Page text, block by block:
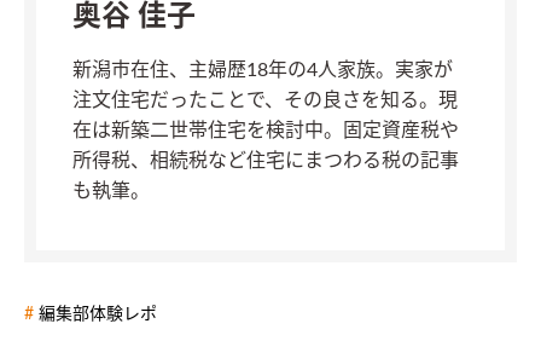
奥谷 佳子
新潟市在住、主婦歴18年の4人家族。実家が
注文住宅だったことで、その良さを知る。現
在は新築二世帯住宅を検討中。固定資産税や
所得税、相続税など住宅にまつわる税の記事
も執筆。
編集部体験レポ